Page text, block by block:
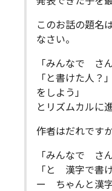
このお話の題名
なさい。
「みんなで さ
「と書けた人
をしよう」
とリズムカルに
作者はだれです
「みんな
「と 漢字で書
ー ちゃんと漢字